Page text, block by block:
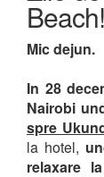
Beach!
Mic dejun.
In 28
Nairobi
spre
la hotel,
relaxare